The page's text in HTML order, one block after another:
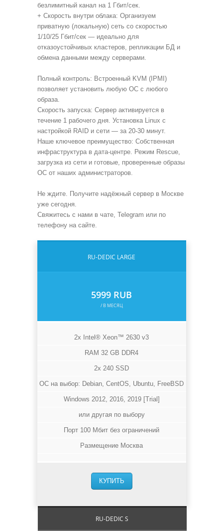
безлимитный канал на 1 Гбит/сек.
+ Скорость внутри облака: Организуем
приватную (локальную) сеть со скоростью
1/10/25 Гбит/сек — идеально для
отказоустойчивых кластеров, репликации БД и
обмена данными между серверами.
Полный контроль: Встроенный KVM (IPMI)
позволяет установить любую ОС с любого
образа.
Скорость запуска: Сервер активируется в
течение 1 рабочего дня. Установка Linux с
настройкой RAID и сети — за 20-30 минут.
Наше ключевое преимущество: Собственная
инфраструктура в дата-центре. Режим Rescue,
загрузка из сети и готовые, проверенные образы
ОС от наших администраторов.
Не ждите. Получите надёжный сервер в Москве
уже сегодня.
Свяжитесь с нами в чате, Telegram или по
телефону на сайте.
RU-DEDIC LARGE
5999 RUB
/ В МЕСЯЦ
2x Intel® Xeon™ 2630 v3
RAM 32 GB DDR4
2x 240 SSD
ОС на выбор: Debian, CentOS, Ubuntu, FreeBSD
Windows 2012, 2016, 2019 [Trial]
или другая по выбору
Порт 100 Мбит без ограничений
Размещение Москва
КУПИТЬ
RU-DEDIC S